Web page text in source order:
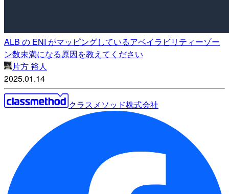
ALB の ENI がマッピングしているアベイラビリティーゾー
ン数未満になる原因を教えてください
片方 裕人
2025.01.14
クラスメソッド株式会社